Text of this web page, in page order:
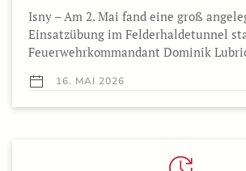
Isny – Am 2. Mai fand eine groß
Einsatzübung im Felderhaldetunnel
Feuerwehrkommandant Dominik
16. MAI 2026